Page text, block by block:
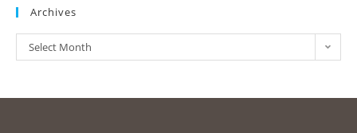
Archives
Select Month